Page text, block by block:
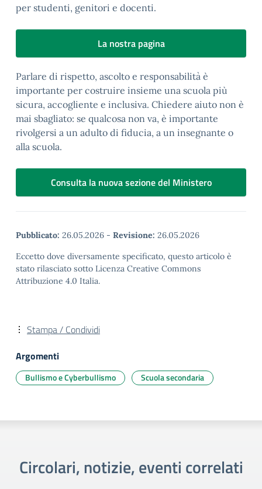
per studenti, genitori e docenti.
La nostra pagina
Parlare di rispetto, ascolto e responsabilità è
importante per costruire insieme una scuola più
sicura, accogliente e inclusiva. Chiedere aiuto non è
mai sbagliato: se qualcosa non va, è importante
rivolgersi a un adulto di fiducia, a un insegnante o
alla scuola.
Consulta la nuova sezione del Ministero
Pubblicato: 26.05.2026 - Revisione: 26.05.2026
Eccetto dove diversamente specificato, questo articolo è
stato rilasciato sotto Licenza Creative Commons
Attribuzione 4.0 Italia.
Stampa / Condividi
Argomenti
Bullismo e Cyberbullismo Scuola secondaria
Circolari, notizie, eventi correlati